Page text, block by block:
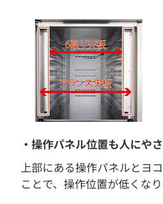
・操作パネル位置も人にや
上部にある操作パネルとヨ
ことで、操作位置が低くなり